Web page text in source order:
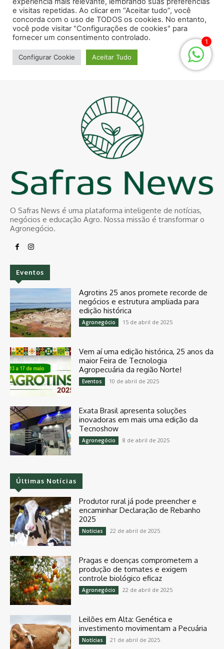
O Safras News é uma plataforma inteligente de notícias,
negócios e educação Agro. Nossa missão é transformar o
Agronegócio.
Eventos
Agrotins 25 anos promete recorde de
negócios e estrutura ampliada para
edição histórica
Agronegócio 15 de abril de 2025
Vem aí uma edição histórica, 25 anos da
maior Feira de Tecnologia
Agropecuária da região Norte!
Eventos 10 de abril de 2025
Exata Brasil apresenta soluções
inovadoras em mais uma edição da
Tecnoshow
Agronegócio 8 de abril de 2025
Últimas Notícias
Produtor rural já pode preencher e
encaminhar Declaração de Rebanho
2025
Notícias 22 de abril de 2025
Pragas e doenças comprometem a
produção de tomates e exigem
controle biológico eficaz
Agronegócio 22 de abril de 2025
Leilões em Alta: Genética e
investimento movimentam a Pecuária
Notícias 21 de abril de 2025